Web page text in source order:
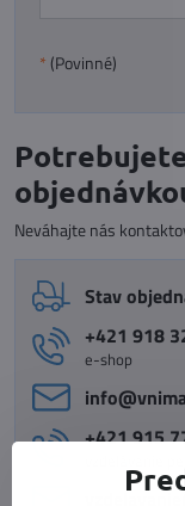
*(Povinné)
Neváhajte nás
Stav
+421 918
e-shop
+421 915